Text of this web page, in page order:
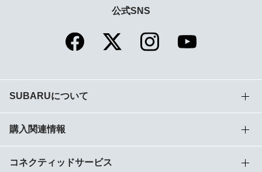
公式SNS
SUBARUについて
購入関連情報
コネクティッドサービス